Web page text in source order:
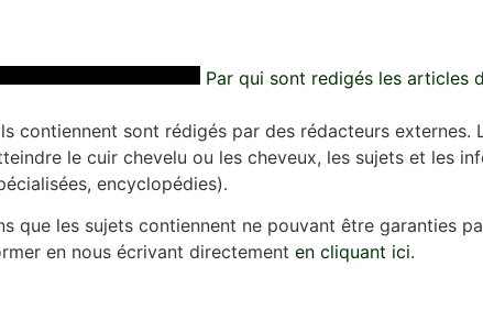
Par qui sont redigés les articles
contiennent sont rédigés par des rédacteurs externes.
le cuir chevelu ou les cheveux, les sujets et les
encyclopédies).
que les sujets contiennent ne pouvant être garanties
en nous écrivant directement en cliquant ici.